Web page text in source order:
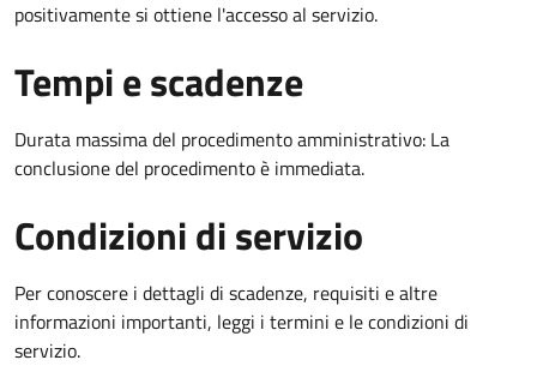
positivamente si ottiene l'accesso al servizio.
Tempi e scadenze
Durata massima del procedimento amministrativo: La
conclusione del procedimento è immediata.
Condizioni di servizio
Per conoscere i dettagli di scadenze, requisiti e altre
informazioni importanti, leggi i termini e le condizioni di
servizio.